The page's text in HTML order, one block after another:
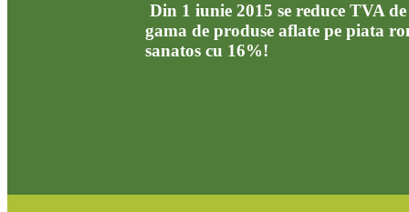
Din 1 iunie 2015 se reduce TVA
gama de produse aflate pe piata
sanatos cu 16%!